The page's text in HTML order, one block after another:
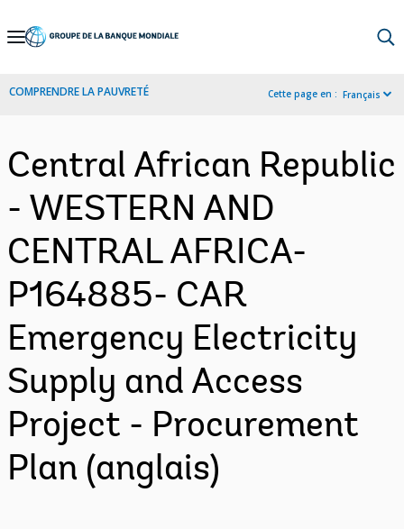
Skip
Navigation
COMPRENDRE LA PAUVRETÉ Cette page en : Français
Central African Republic
- WESTERN AND
CENTRAL AFRICA-
P164885- CAR
Emergency Electricity
Supply and Access
Project - Procurement
Plan (anglais)